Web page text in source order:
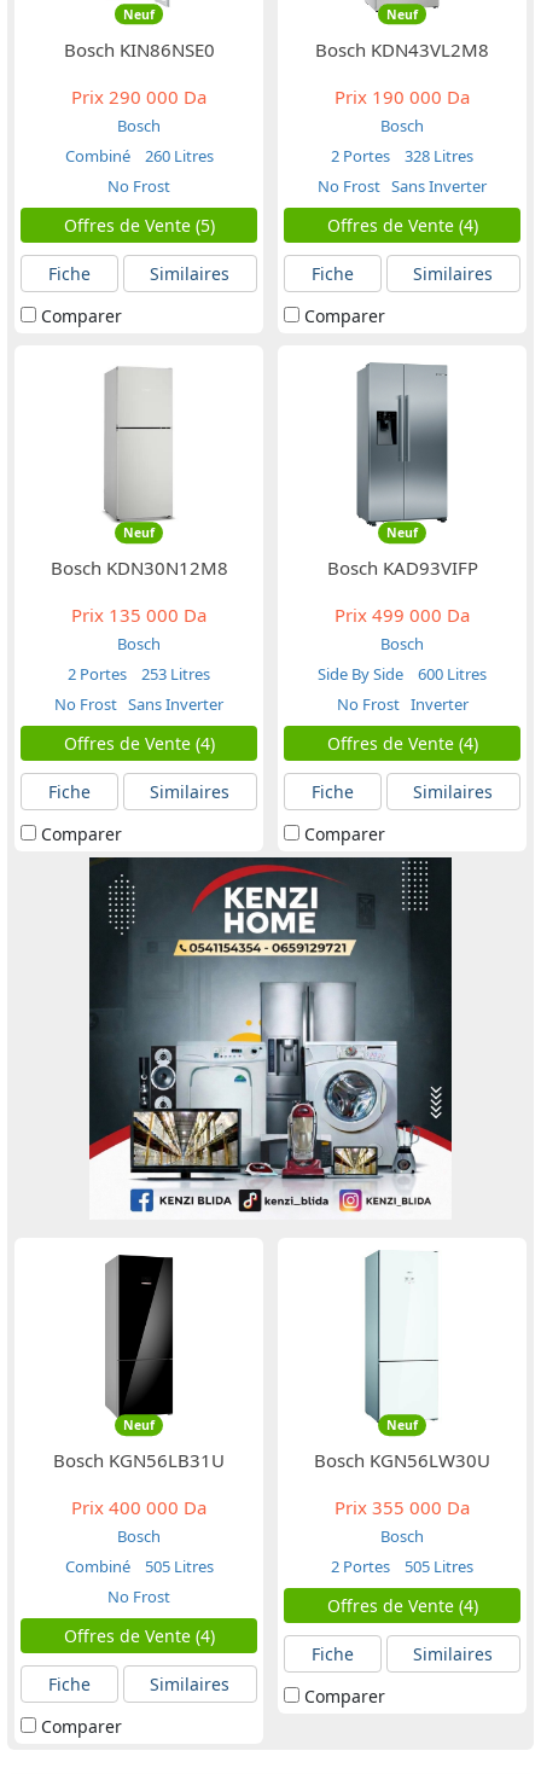
Neuf
Bosch KIN86NSE0
Prix 290 000 Da
Bosch
Combiné
260 Litres
No Frost
Offres de Vente (5)
Fiche
Similaires
Comparer
Neuf
Bosch KDN43VL2M8
Prix 190 000 Da
Bosch
2 Portes
328 Litres
No Frost Sans Inverter
Offres de Vente (4)
Fiche
Similaires
Comparer
Neuf
Bosch KDN30N12M8
Prix 135 000 Da
Bosch
2 Portes
253 Litres
No Frost Sans Inverter
Offres de Vente (4)
Fiche
Similaires
Comparer
Neuf
Bosch KAD93VIFP
Prix 499 000 Da
Bosch
Side By Side
600 Litres
No Frost Inverter
Offres de Vente (4)
Fiche
Similaires
Comparer
Neuf
Bosch KGN56LB31U
Prix 400 000 Da
Bosch
Combiné
505 Litres
No Frost
Offres de Vente (4)
Fiche
Similaires
Comparer
Neuf
Bosch KGN56LW30U
Prix 355 000 Da
Bosch
2 Portes
505 Litres
Offres de Vente (4)
Fiche
Similaires
Comparer